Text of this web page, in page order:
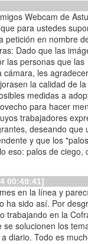
para ustedes
petición en nombre
Dado que las
las personas que las
cámara, les
la calidad de
medidas a
para hacer
trabajadores
deseando que
y que los
eso: palos de ciego,
00:49:41]
en la línea y
ha sido así. Por
trabajando en la
solucionen los
diario. Todo es